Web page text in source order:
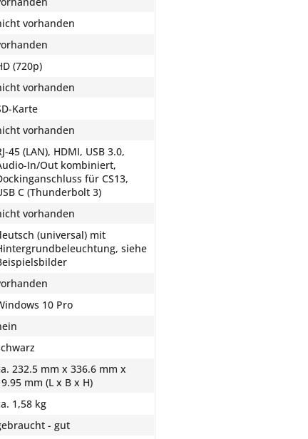
vorhanden
(720p)
vorhanden
Karte
vorhanden
45 (LAN), HDMI, USB 3.0,
In/Out kombiniert,
für CS13,
C (Thunderbolt 3)
vorhanden
(universal) mit
siehe
10 Pro
232.5 mm x 336.6 mm x
mm (L x B x H)
1,58 kg
- gut